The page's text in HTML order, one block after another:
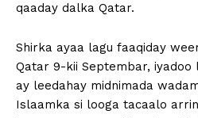
qaaday dalka Qatar.
Shirka ayaa lagu faaqiday
Qatar 9-kii Septembar, iyadoo
ay leedahay midnimada
Islaamka si looga tacaalo